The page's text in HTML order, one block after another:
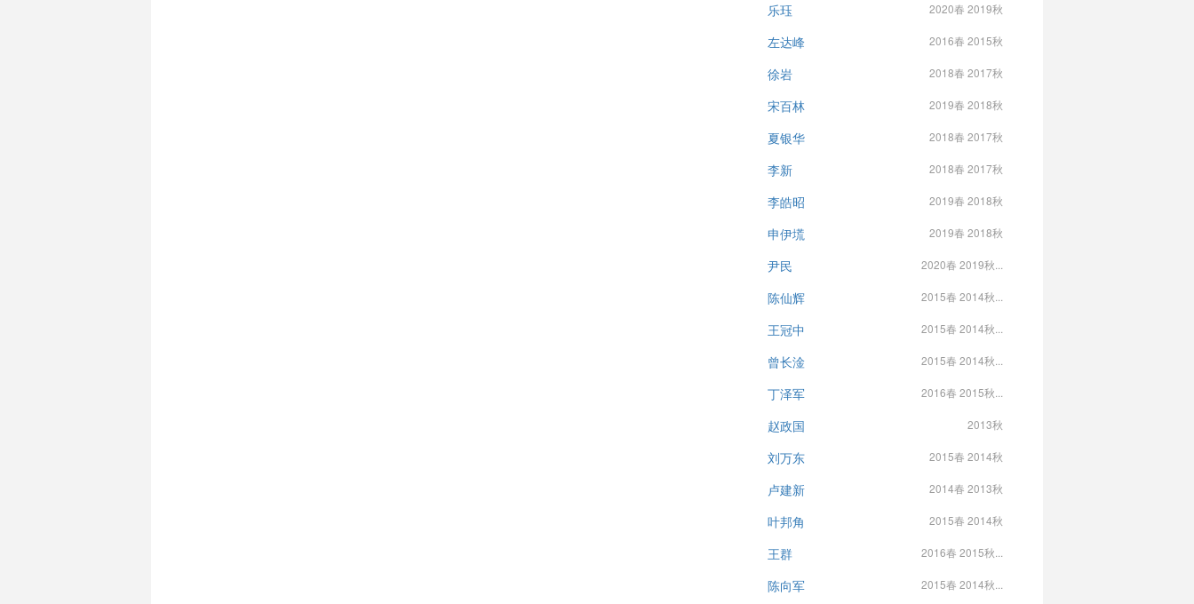
乐珏 2020春 2019秋
左达峰 2016春 2015秋
徐岩 2018春 2017秋
宋百林 2019春 2018秋
夏银华 2018春 2017秋
李新 2018春 2017秋
李皓昭 2019春 2018秋
申伊塃 2019春 2018秋
尹民 2020春 2019秋...
陈仙辉 2015春 2014秋...
王冠中 2015春 2014秋...
曾长淦 2015春 2014秋...
丁泽军 2016春 2015秋...
赵政国 2013秋
刘万东 2015春 2014秋
卢建新 2014春 2013秋
叶邦角 2015春 2014秋
王群 2016春 2015秋...
陈向军 2015春 2014秋...